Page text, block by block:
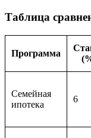
Таблица
Программа
Семейная
ипотека
6